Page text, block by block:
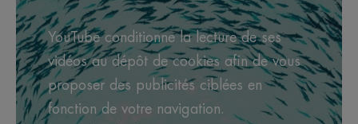
YouTube conditionne la lecture de ses
vidéos au dépôt de cookies afin de vous
proposer des publicités ciblées en
fonction de votre navigation.